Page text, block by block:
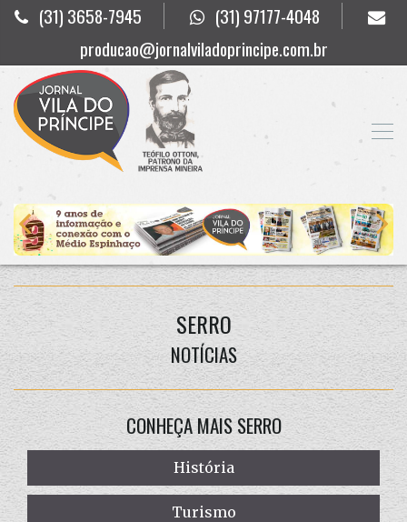
(31) 3658-7945
(31) 97177-4048
producao@jornalviladoprincipe.com.br
SERRO
NOTÍCIAS
CONHEÇA MAIS SERRO
História
Turismo